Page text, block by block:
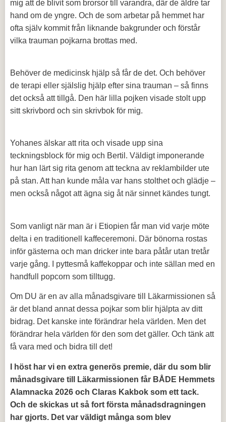
mig att de blivit som brorsor till varandra, där de äldre tar
hand om de yngre. Och de som arbetar på hemmet har
ofta själv kommit från liknande bakgrunder och förstår
vilka trauman pojkarna brottas med.
Behöver de medicinsk hjälp så får de det. Och behöver
de terapi eller själslig hjälp efter sina trauman – så finns
det också att tillgå. Den här lilla pojken visade stolt upp
sitt skrivbord och sin skrivbok för mig.
Yohanes älskar att rita och visade upp sina
teckningsblock för mig och Bertil. Väldigt imponerande
hur han lärt sig rita genom att teckna av reklambilder ute
på stan. Att han kunde måla var hans stolthet och glädje –
men också något att ägna sig åt när sinnet kändes tungt.
Som vanligt när man är i Etiopien får man vid varje möte
delta i en traditionell kaffeceremoni. Där bönorna rostas
inför gästerna och man dricker inte bara påtår utan tretår
varje gång. I pyttesmå kaffekoppar och inte sällan med en
handfull popcorn som tilltugg.
Om DU är en av alla månadsgivare till Läkarmissionen så
är det bland annat dessa pojkar som blir hjälpta av ditt
bidrag. Det kanske inte förändrar hela världen. Men det
förändrar hela världen för den som det gäller. Och tänk att
få vara med och bidra till det!
I höst har vi en extra generös premie, där du som blir
månadsgivare till Läkarmissionen får BÅDE Hemmets
Alamnacka 2026 och Claras Kakbok som ett tack.
Och de skickas ut så fort första månadsdragningen
har gjorts. Det var väldigt många som blev